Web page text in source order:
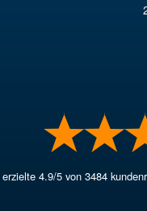
erzielte4.9/5 von3484